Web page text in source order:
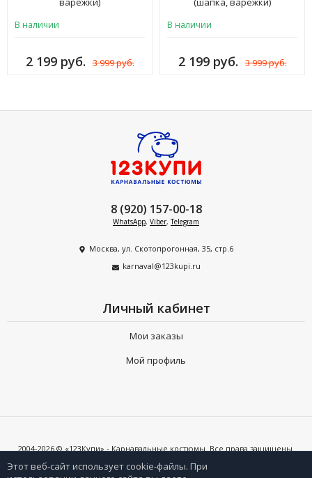
В наличии
2 199 руб. 3 999 руб.
В наличии
2 199 руб. 3 999 руб.
8 (920) 157-00-18
WhatsApp, Viber,Telegram
Москва, ул. Скотопрогонная, 35, стр.6
karnaval@123kupi.ru
Личный кабинет
Мои заказы
Мой профиль
2004-2026 © «123Купи» - Карнавальные костюмы. Все права защищены.
согласия владельцев сайта и при наличии активной ссылки на 123kupi.ru
Этот веб-сайт использует cookie-файлы. При